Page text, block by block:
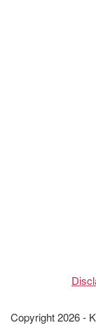
Copyright 2026 -